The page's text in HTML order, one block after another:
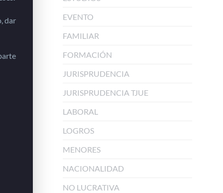
dar
EVENTO
FAMILIAR
FORMACIÓN
JURISPRUDENCIA
JURISPRUDENCIA TJUE
LABORAL
LOGROS
MENORES
NACIONALIDAD
NO LUCRATIVA